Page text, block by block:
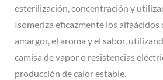
esterilización, concentración y
Isomeriza eficazmente los
amargor, el aroma y el sabor,
camisa de vapor o resistencias
producción de calor estable.